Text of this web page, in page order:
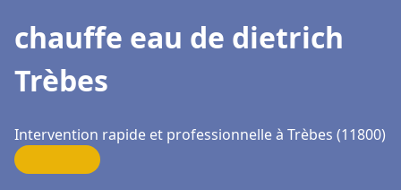
chauffe eau de dietrich
Trèbes
Intervention rapide et professionnelle à Trèbes (11800)